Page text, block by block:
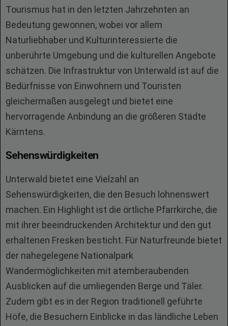
Tourismus hat in den letzten Jahrzehnten an
Bedeutung gewonnen, wobei vor allem
Naturliebhaber und Kulturinteressierte die
unberührte Umgebung und die kulturellen Angebote
schätzen. Die Infrastruktur von Unterwald ist auf die
Bedürfnisse von Einwohnern und Touristen
gleichermaßen ausgelegt und bietet eine
hervorragende Anbindung an die größeren Städte
Kärntens.
Sehenswürdigkeiten
Unterwald bietet eine Vielzahl an
Sehenswürdigkeiten, die den Besuch lohnenswert
machen. Ein Highlight ist die örtliche Pfarrkirche, die
mit ihrer beeindruckenden Architektur und den gut
erhaltenen Fresken besticht. Für Naturfreunde bietet
der nahegelegene Nationalpark
Wandermöglichkeiten mit atemberaubenden
Ausblicken auf die umliegenden Berge und Täler.
Zudem gibt es in der Region traditionell geführte
Höfe, die Besuchern Einblicke in das ländliche Leben